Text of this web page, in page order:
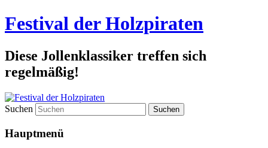
Festival der Holzpiraten
Diese Jollenklassiker treffen sich
regelmäßig!
Suchen
Hauptmenü